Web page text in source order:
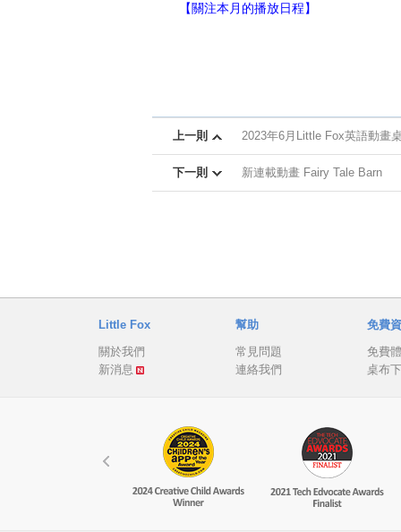
【關注本月的播放日程】
上一則 2023年6月Little Fox英語動畫
下一則 新連載動畫 Fairy Tale Barn
Little Fox
關於我們
新消息
幫助
常見問題
連絡我們
免費
免費
桌布